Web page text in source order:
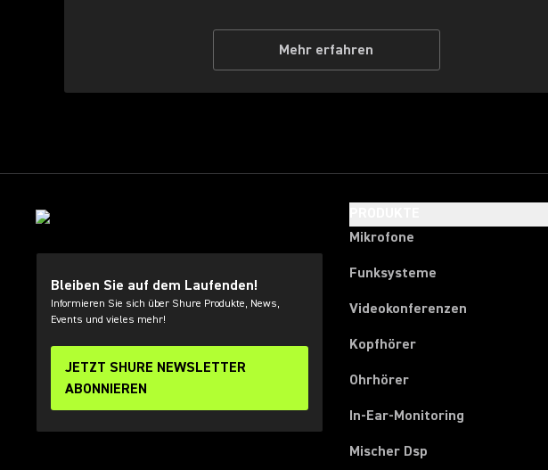
Mehr erfahren
Bleiben Sie auf dem Laufenden!
Informieren Sie sich über Shure Produkte, News,
Events und vieles mehr!
JETZT SHURE NEWSLETTER
ABONNIEREN
Mikrofone
Funksysteme
Videokonferenzen
Kopfhörer
Ohrhörer
In-Ear-Monitoring
Mischer Dsp